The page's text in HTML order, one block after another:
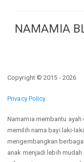
NAMAMIA
Copyright © 2015 - 2026
Privacy Policy
Namamia membantu
memilih nama bayi laki-
mengembangkan
anak menjadi lebih